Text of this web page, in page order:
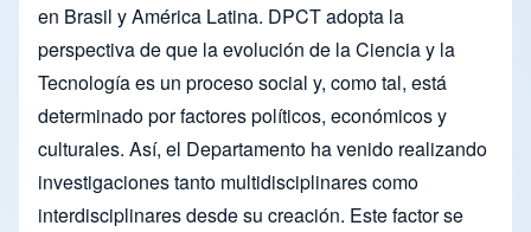
en Brasil y América Latina. DPCT adopta la
perspectiva de que la evolución de la Ciencia y la
Tecnología es un proceso social y, como tal, está
determinado por factores políticos, económicos y
culturales. Así, el Departamento ha venido realizando
investigaciones tanto multidisciplinares como
interdisciplinares desde su creación. Este factor se